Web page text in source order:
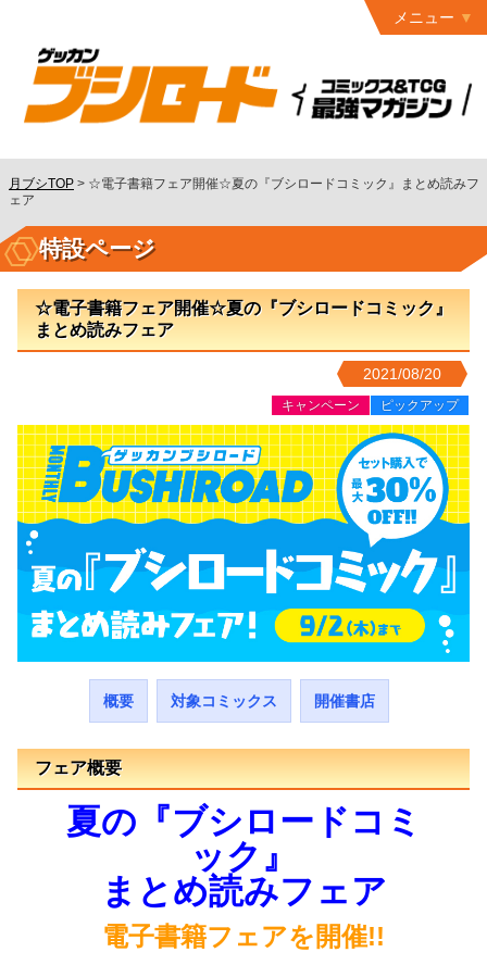
メニュー
最終号
連載作品
読者ページ
お問い合わせ
コミックグロウル
月ブシTOP > ☆電子書籍フェア開催☆夏の『ブシロードコミック』まとめ読みフ
ェア
特設ページ
☆電子書籍フェア開催☆夏の『ブシロードコミック』
まとめ読みフェア
2021/08/20
キャンペーン ピックアップ
概要 対象コミックス 開催書店
フェア概要
夏の『ブシロードコミ
ック』
まとめ読みフェア
電子書籍フェアを開催!!